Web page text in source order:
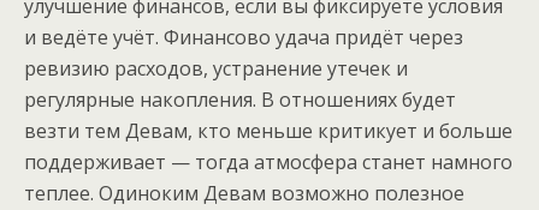
улучшение финансов, если вы фиксируете условия
и ведёте учёт. Финансово удача придёт через
ревизию расходов, устранение утечек и
регулярные накопления. В отношениях будет
везти тем Девам, кто меньше критикует и больше
поддерживает — тогда атмосфера станет намного
теплее. Одиноким Девам возможно полезное